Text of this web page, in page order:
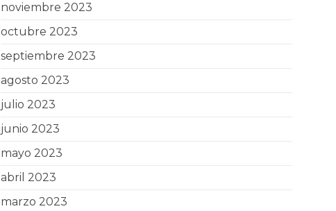
noviembre 2023
octubre 2023
septiembre 2023
agosto 2023
julio 2023
junio 2023
mayo 2023
abril 2023
marzo 2023